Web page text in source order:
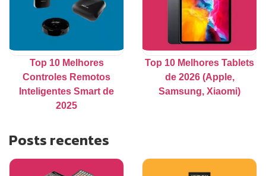
Top 10 Melhores
Controles Remotos
Inteligentes Smart de
2025
Top 10 Melhores Tablets
de 2026 (Apple,
Samsung, Xiaomi)
Posts recentes